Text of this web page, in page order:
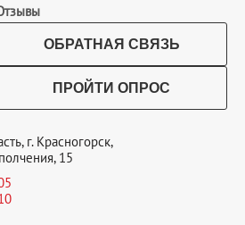
ОБРАТНАЯ СВЯЗЬ
ПРОЙТИ ОПРОС
г. Красногорск,
15